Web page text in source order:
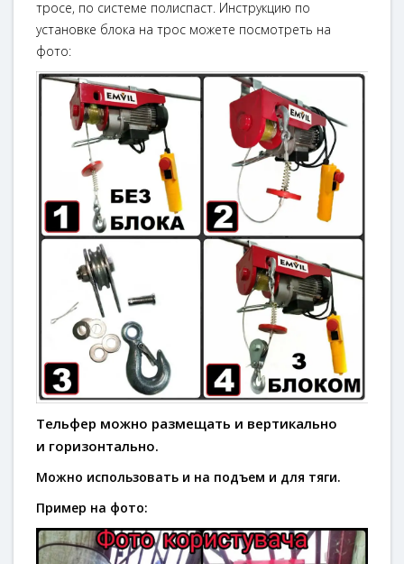
тросе, по системе полиспаст. Инструкцию по
установке блока на трос можете посмотреть на
фото:
Тельфер можно размещать и вертикально
и горизонтально.
Можно использовать и на подъем и для тяги.
Пример на фото: